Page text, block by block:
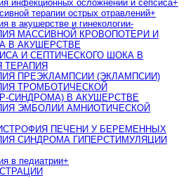
инфекционных осложнений и сепсиса+
терапии острых отравлений+
в акушерстве и гинекологии-
МАССИВНОЙ КРОВОПОТЕРИ И
В АКУШЕРСТВЕ
И СЕПТИЧЕСКОГО ШОКА В
ТЕРАПИЯ
ПРЕЭКЛАМПСИИ (ЭКЛАМПСИИ)
ТРОМБОТИЧЕСКОЙ
СИНДРОМА) В АКУШЕРСТВЕ
ЭМБОЛИИ АМНИОТИЧЕСКОЙ
ПЕЧЕНИ У БЕРЕМЕННЫХ
СИНДРОМА ГИПЕРСТИМУЛЯЦИИ
в педиатрии+